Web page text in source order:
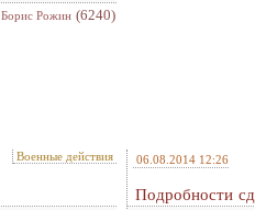
Борис Рожин (6240)
Военные действия 06.08.2014 12:26
Подробности